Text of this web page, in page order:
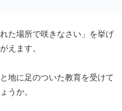
た場所で咲きなさい」を挙げ
えます。
地に足のついた教育を受けて
うか。